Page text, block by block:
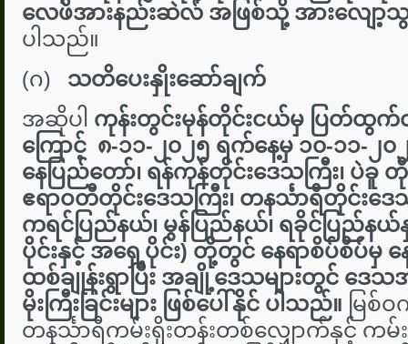
လေဖိအားနည်းဆဲလ် အဖြစ်သို့ အားလျေ
ပါသည်။
(ဂ) သတိပေးနှိုးဆော်ချက်
အဆိုပါ ကုန်းတွင်းမုန်တိုင်းငယ်မှ ပြတ်ထွက်
ကြောင့် ၈-၁၁-၂၀၂၅ ရက်နေ့မှ ၁၀-၁၁-၂
နေပြည်တော်၊ ရန်ကုန်တိုင်းဒေသကြီး၊ ပဲခူ တို
ဧရာဝတီတိုင်းဒေသကြီး၊ တနင်္သာရီတိုင်းဒေ
ကရင်ပြည်နယ်၊ မွန်ပြည်နယ်၊ ရခိုင်ပြည်နယ်
ပိုင်းနှင့် အရှေ့ပိုင်း) တို့တွင် နေရာစိပ်စိပ်မှ န
ထစ်ချုန်းရွာပြီး အချို့ဒေသများတွင် ဒ
မိုးကြီးခြင်းများ ဖြစ်ပေါ်နိုင် ပါသည်။ မြစ်ဝ
တနင်္သာရီကမ်းရိုးတန်းတစ်လျှောက်နှင့် က